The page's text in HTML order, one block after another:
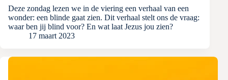
Deze zondag lezen we in de viering een verhaal van een
wonder: een blinde gaat zien. Dit verhaal stelt ons de vraag:
waar ben jij blind voor? En wat laat Jezus jou zien?
17 maart 2023